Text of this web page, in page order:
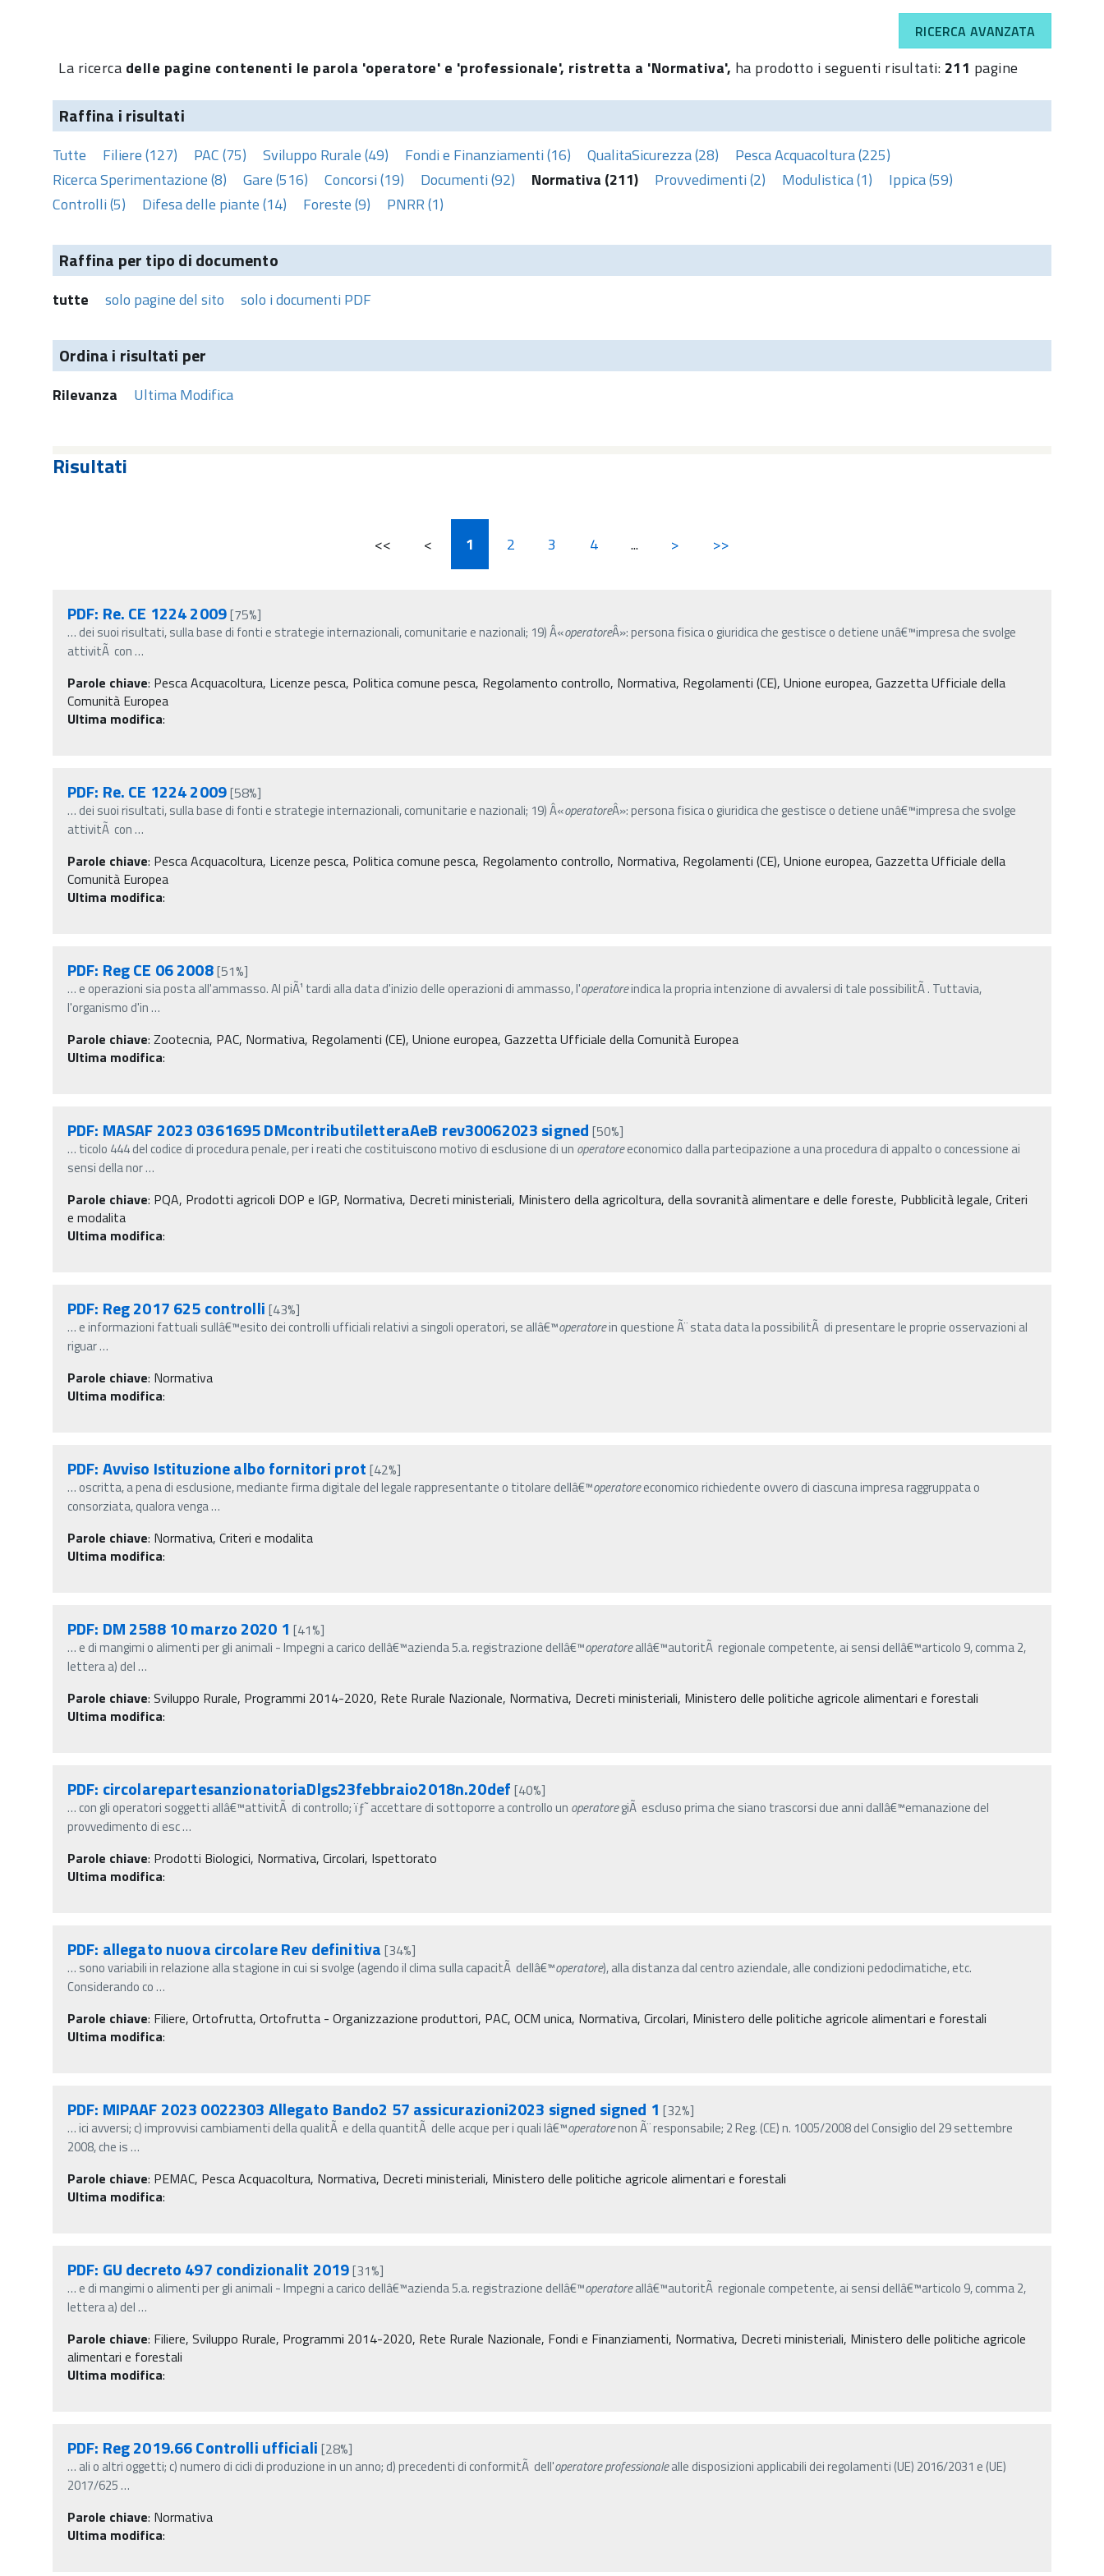
RICERCA AVANZATA
La ricerca delle pagine contenenti le parola 'operatore' e 'professionale', ristretta a 'Normativa', ha prodotto i seguenti risultati: 211 pagine
Raffina i risultati
Tutte Filiere (127) PAC (75) Sviluppo Rurale (49) Fondi e Finanziamenti (16) QualitaSicurezza (28)
Pesca Acquacoltura (225)
Ricerca Sperimentazione (8)
Gare (516) Concorsi (19) Documenti (92) Normativa (211) Provvedimenti (2) Modulistica (1)
Ippica (59)
Controlli (5)
Difesa delle piante (14) Foreste (9) PNRR (1)
Raffina per tipo di documento
tutte solo pagine del sito solo i documenti PDF
Ordina i risultati per
Rilevanza Ultima Modifica
Risultati
<< < 1 2 3 4 ... > >>
PDF: Re. CE 1224 2009[75%]
…dei suoi risultati, sulla base di fonti e strategie internazionali, comunitarie e nazionali; 19) Â«operatoreÂ»: persona fisica o giuridica che gestisce o detiene unâ€™impresa che svolge
attivitÃ con…
Parole chiave: Pesca Acquacoltura, Licenze pesca, Politica comune pesca, Regolamento controllo, Normativa, Regolamenti (CE), Unione europea, Gazzetta Ufficiale della
Comunità Europea
Ultima modifica:
PDF: Re. CE 1224 2009[58%]
…dei suoi risultati, sulla base di fonti e strategie internazionali, comunitarie e nazionali; 19) Â«operatoreÂ»: persona fisica o giuridica che gestisce o detiene unâ€™impresa che svolge
attivitÃ con…
Parole chiave: Pesca Acquacoltura, Licenze pesca, Politica comune pesca, Regolamento controllo, Normativa, Regolamenti (CE), Unione europea, Gazzetta Ufficiale della
Comunità Europea
Ultima modifica:
PDF: Reg CE 06 2008[51%]
… e operazioni sia posta all'ammasso. Al piÃ¹ tardi alla data d'inizio delle operazioni di ammasso, l'operatoreindica la propria intenzione di avvalersi di tale possibilitÃ . Tuttavia,
l'organismo d'in…
Parole chiave: Zootecnia, PAC, Normativa, Regolamenti (CE), Unione europea, Gazzetta Ufficiale della Comunità Europea
Ultima modifica:
PDF: MASAF 2023 0361695 DMcontributiletteraAeB rev30062023 signed [50%]
… ticolo 444 del codice di procedura penale, per i reati che costituiscono motivo di esclusione di un operatoreeconomico dalla partecipazione a una procedura di appalto o concessione ai
sensi della nor…
Parole chiave: PQA, Prodotti agricoli DOP e IGP, Normativa, Decreti ministeriali, Ministero della agricoltura, della sovranità alimentare e delle foreste, Pubblicità legale, Criteri
e modalita
Ultima modifica:
PDF: Reg 2017 625 controlli [43%]
… e informazioni fattuali sullâ€™esito dei controlli ufficiali relativi a singoli operatori, se allâ€™operatorein questione Ã¨ stata data la possibilitÃ di presentare le proprie osservazioni al
riguar…
Parole chiave: Normativa
Ultima modifica:
PDF: Avviso Istituzione albo fornitori prot [42%]
… oscritta, a pena di esclusione, mediante firma digitale del legale rappresentante o titolare dellâ€™operatoreeconomico richiedente ovvero di ciascuna impresa raggruppata o
consorziata, qualora venga…
Parole chiave: Normativa, Criteri e modalita
Ultima modifica:
PDF: DM 2588 10 marzo 2020 1[41%]
… e di mangimi o alimenti per gli animali - Impegni a carico dellâ€™azienda 5.a. registrazione dellâ€™operatoreallâ€™autoritÃ regionale competente, ai sensi dellâ€™articolo 9, comma 2,
lettera a) del…
Parole chiave: Sviluppo Rurale, Programmi 2014-2020, Rete Rurale Nazionale, Normativa, Decreti ministeriali, Ministero delle politiche agricole alimentari e forestali
Ultima modifica:
PDF: circolarepartesanzionatoriaDlgs23febbraio2018n.20def [40%]
… con gli operatori soggetti allâ€™attivitÃ di controllo; ïƒ˜ accettare di sottoporre a controllo un operatoregiÃ escluso prima che siano trascorsi due anni dallâ€™emanazione del
provvedimento di esc…
Parole chiave: Prodotti Biologici, Normativa, Circolari, Ispettorato
Ultima modifica:
PDF: allegato nuova circolare Rev definitiva [34%]
… sono variabili in relazione alla stagione in cui si svolge (agendo il clima sulla capacitÃ dellâ€™operatore), alla distanza dal centro aziendale, alle condizioni pedoclimatiche, etc.
Considerando co…
Parole chiave: Filiere, Ortofrutta, Ortofrutta - Organizzazione produttori, PAC, OCM unica, Normativa, Circolari, Ministero delle politiche agricole alimentari e forestali
Ultima modifica:
PDF: MIPAAF 2023 0022303 Allegato Bando2 57 assicurazioni2023 signed signed 1 [32%]
…ici avversi; c) improvvisi cambiamenti della qualitÃ e della quantitÃ delle acque per i quali lâ€™operatorenon Ã¨ responsabile; 2 Reg. (CE) n. 1005/2008 del Consiglio del 29 settembre
2008, che is…
Parole chiave: PEMAC, Pesca Acquacoltura, Normativa, Decreti ministeriali, Ministero delle politiche agricole alimentari e forestali
Ultima modifica:
PDF: GU decreto 497 condizionalit 2019[31%]
… e di mangimi o alimenti per gli animali - Impegni a carico dellâ€™azienda 5.a. registrazione dellâ€™operatoreallâ€™autoritÃ regionale competente, ai sensi dellâ€™articolo 9, comma 2,
lettera a) del…
Parole chiave: Filiere, Sviluppo Rurale, Programmi 2014-2020, Rete Rurale Nazionale, Fondi e Finanziamenti, Normativa, Decreti ministeriali, Ministero delle politiche agricole
alimentari e forestali
Ultima modifica:
PDF: Reg 2019.66 Controlli ufficiali [28%]
… ali o altri oggetti; c) numero di cicli di produzione in un anno; d) precedenti di conformitÃ dell'operatoreprofessionalealle disposizioni applicabili dei regolamenti (UE) 2016/2031 e (UE)
2017/625…
Parole chiave: Normativa
Ultima modifica: